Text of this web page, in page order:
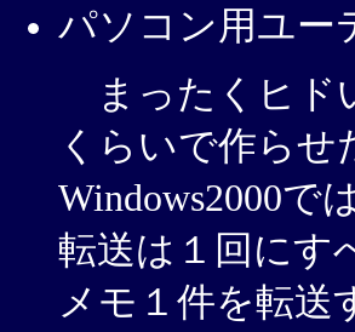
パソコン用ユー
まったくヒド
くらいで作ら
Windows2000で
転送は１回にす
メモ１件を転送